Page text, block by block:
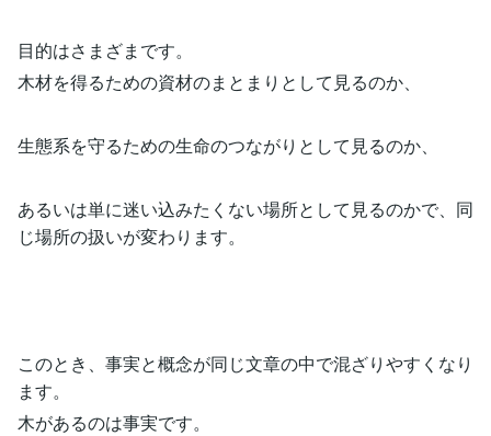
目的はさまざまです。
木材を得るための資材のまとまりとして見るのか、
生態系を守るための生命のつながりとして見るのか、
あるいは単に迷い込みたくない場所として見るのかで、同
じ場所の扱いが変わります。
このとき、事実と概念が同じ文章の中で混ざりやすくなり
ます。
木があるのは事実です。